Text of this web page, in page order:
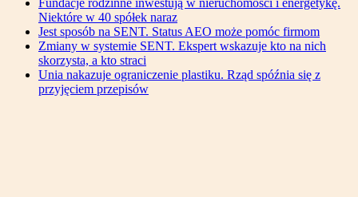
Fundacje rodzinne inwestują w nieruchomości i energetykę.
Niektóre w 40 spółek naraz
Jest sposób na SENT. Status AEO może pomóc firmom
Zmiany w systemie SENT. Ekspert wskazuje kto na nich
skorzysta, a kto straci
Unia nakazuje ograniczenie plastiku. Rząd spóźnia się z
przyjęciem przepisów